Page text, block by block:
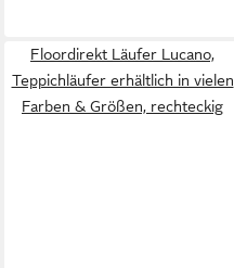
Floordirekt Läufer Lucano,
Teppichläufer erhältlich in vielen
Farben & Größen, rechteckig